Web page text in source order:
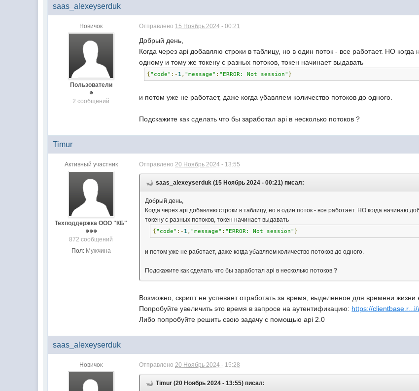
saas_alexeyserduk
Новичок
Пользователи
2 сообщений
Отправлено 15 Ноябрь 2024 - 00:21
Добрый день,
Когда через api добавляю строки в таблицу, но в один поток - все работает. НО
одному и тому же токену с разных потоков, токен начинает выдавать
{"code" :- 1 , "message" : "ERROR: Not session" }
и потом уже не работает, даже когда убавляем количество потоков до одного.
Подскажите как сделать что бы заработал api в несколько потоков ?
Timur
Активный участник
Техподдержка ООО "КБ"
872 сообщений
Пол: Мужчина
Отправлено20 Ноябрь 2024 - 13:55
saas_alexeyserduk (15 Ноябрь 2024 - 00:21) писал:
Добрый день,
Когда через api добавляю строки в таблицу, но в один поток - все работает. НО когда начинаю
токену с разных потоков, токен начинает выдавать
{"code" :- 1 , "message" : "ERROR: Not session" }
и потом уже не работает, даже когда убавляем количество потоков до одного.
Подскажите как сделать что бы заработал api в несколько потоков ?
Возможно, скрипт не успевает отработать за время, выделенное для времени
Попробуйте увеличить это время в запросе на аутентификацию: https://
Либо попробуйте решить свою задачу с помощью api 2.0
saas_alexeyserduk
Новичок Отправлено20 Ноябрь 2024 - 15:28
Timur (20 Ноябрь 2024 - 13:55) писал: